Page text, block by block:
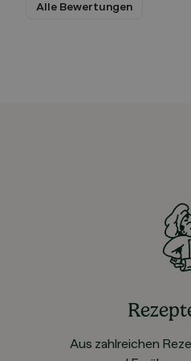
Alle Bewertungen
Aus zahlreichen